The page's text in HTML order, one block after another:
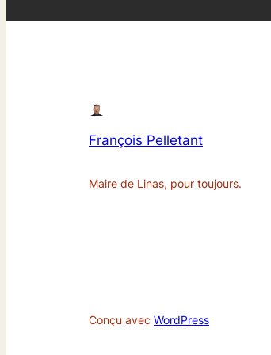
François Pelletant
Maire de Linas, pour toujours.
Conçu avec WordPress